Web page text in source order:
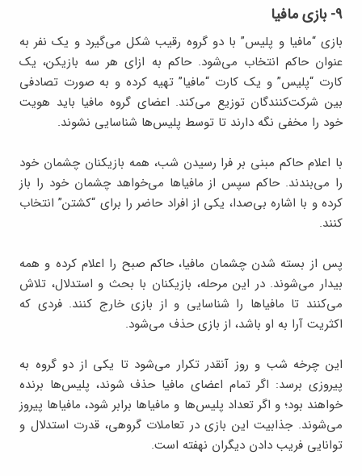
۹- بازی مافیا
بازی “مافیا و پلیس” با دو گروه رقیب شکل می‌گیرد و یک نفر به
عنوان حاکم انتخاب می‌شود. حاکم به ازای هر سه بازیکن، یک
کارت “پلیس” و یک کارت “مافیا” تهیه کرده و به صورت تصادفی
بین شرکت‌کنندگان توزیع می‌کند. اعضای گروه مافیا باید هویت
خود را مخفی نگه دارند تا توسط پلیس‌ها شناسایی نشوند.
با اعلام حاکم مبنی بر فرا رسیدن شب، همه بازیکنان چشمان خود
را می‌بندند. حاکم سپس از مافیاها می‌خواهد چشمان خود را باز
کرده و با اشاره بی‌صدا، یکی از افراد حاضر را برای “کشتن” انتخاب
کنند.
پس از بسته شدن چشمان مافیا، حاکم صبح را اعلام کرده و همه
بیدار می‌شوند. در این مرحله، بازیکنان با بحث و استدلال، تلاش
می‌کنند تا مافیاها را شناسایی و از بازی خارج کنند. فردی که
اکثریت آرا به او باشد، از بازی حذف می‌شود.
این چرخه شب و روز آنقدر تکرار می‌شود تا یکی از دو گروه به
پیروزی برسد: اگر تمام اعضای مافیا حذف شوند، پلیس‌ها برنده
خواهند بود؛ و اگر تعداد پلیس‌ها و مافیاها برابر شود، مافیاها پیروز
می‌شوند. جذابیت این بازی در تعاملات گروهی، قدرت استدلال و
توانایی فریب دادن دیگران نهفته است.